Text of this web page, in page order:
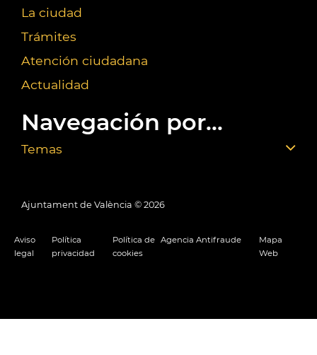
La ciudad
Trámites
Atención ciudadana
Actualidad
Navegación por...
Temas
Ajuntament de València © 2026
Aviso
legal
Política
privacidad
Política de
cookies
Agencia Antifraude
Mapa
Web